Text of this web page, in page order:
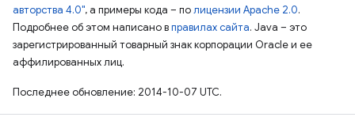
авторства 4.0", а примеры кода – полицензии Apache 2.0.
Подробнее об этом написано вправилах сайта. Java – это
зарегистрированный товарный знак корпорации Oracle и ее
аффилированных лиц.
Последнее обновление: 2014-10-07 UTC.